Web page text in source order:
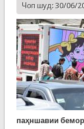
Чоп шуд: 30/06/
паҳншавии